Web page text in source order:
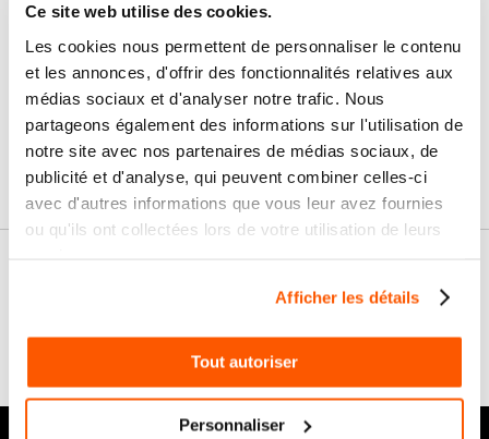
Ce site web utilise des cookies.
Les cookies nous permettent de personnaliser le contenu
et les annonces, d'offrir des fonctionnalités relatives aux
médias sociaux et d'analyser notre trafic. Nous
partageons également des informations sur l'utilisation de
notre site avec nos partenaires de médias sociaux, de
publicité et d'analyse, qui peuvent combiner celles-ci
avec d'autres informations que vous leur avez fournies
ou qu'ils ont collectées lors de votre utilisation de leurs
Afficher les détails
Tout autoriser
Personnaliser
100% sécurisé
SAV & Retours
Garanties